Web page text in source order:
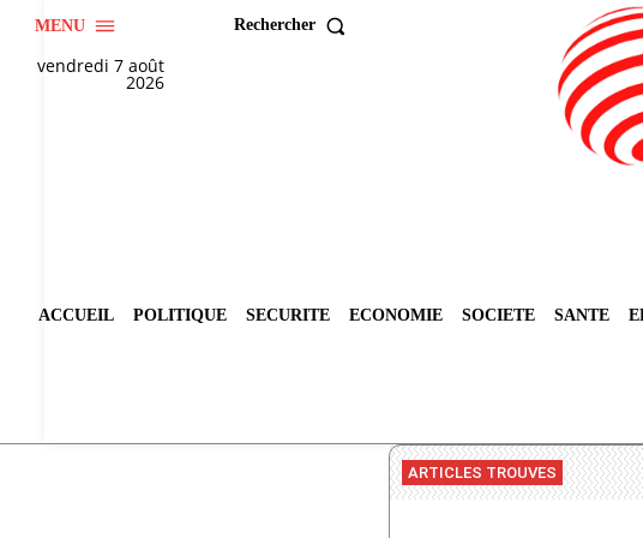
MENU Rechercher
vendredi 7 août
2026
ACCUEIL POLITIQUE SECURITE ECONOMIE SOCIETE SANTE
ARTICLES TROUVES